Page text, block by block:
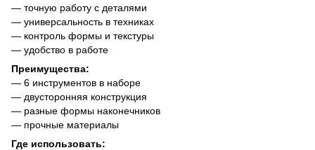
— точную работу с деталями
— универсальность в техниках
— контроль формы и текстуры
— удобство в работе
Преимущества:
— 6 инструментов в наборе
— двусторонняя конструкция
— разные формы наконечников
— прочные материалы
Где использовать: